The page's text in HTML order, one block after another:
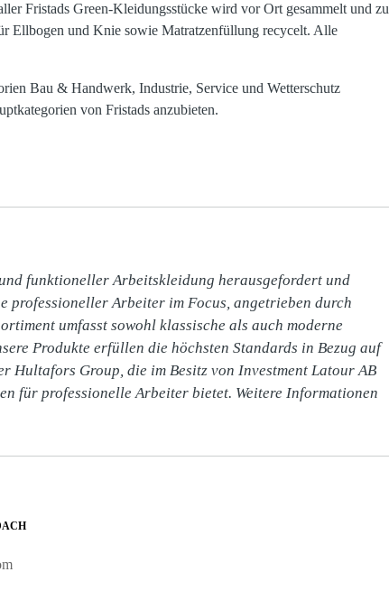
Fristads Green-Kleidungsstücke wird vor Ort gesammelt und zu
Ellbogen und Knie sowie Matratzenfüllung recycelt. Alle
Bau & Handwerk, Industrie, Service und Wetterschutz
von Fristads anzubieten.
funktioneller Arbeitskleidung herausgefordert und
professioneller Arbeiter im Focus, angetrieben durch
umfasst sowohl klassische als auch moderne
Produkte erfüllen die höchsten Standards in Bezug auf
Hultafors Group, die im Besitz von Investment Latour AB
für professionelle Arbeiter bietet. Weitere Informationen